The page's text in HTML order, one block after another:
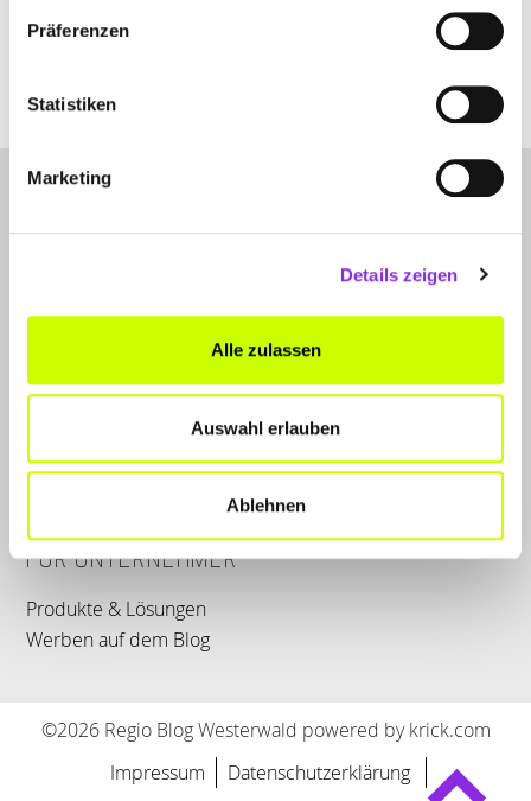
Präferenzen
Statistiken
Marketing
Details zeigen
Alle zulassen
Auswahl erlauben
Ablehnen
Es sieht so aus, als ob wir nicht finden konnten, wonach du gesucht
hast. Möglicherweise hilft eine Suche.
Kontakt
WhatsApp
FÜR UNTERNEHMER
Produkte & Lösungen
Werben auf dem Blog
©2026 Regio Blog Westerwald powered by krick.com
Impressum
Datenschutzerklärung